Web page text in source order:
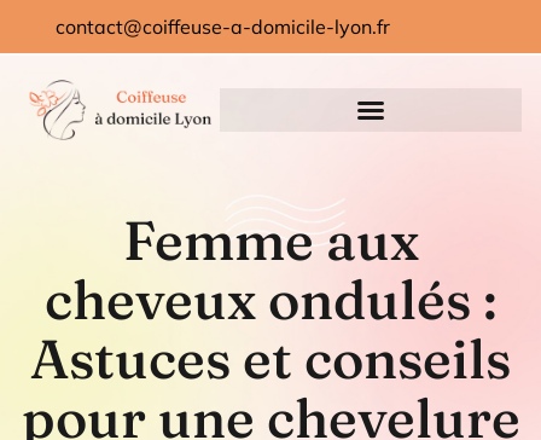
contact@coiffeuse-a-domicile-lyon.fr
Femme aux
cheveux ondulés :
Astuces et conseils
pour une chevelure